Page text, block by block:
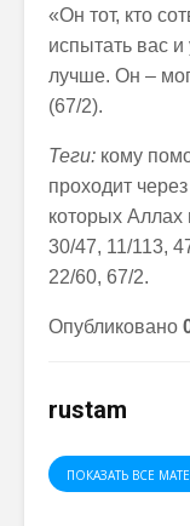
«Он тот, кто
испытать вас и
лучше. Он –
(67/2).
Теги: кому
проходит
которых Аллах
30/47, 11/113,
22/60, 67/2.
Опубликовано
rustam
ПОКАЗАТЬ ВСЕ